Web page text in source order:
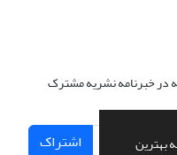
بهترین
در خبرنامه نشریه مشترک
اشتراک